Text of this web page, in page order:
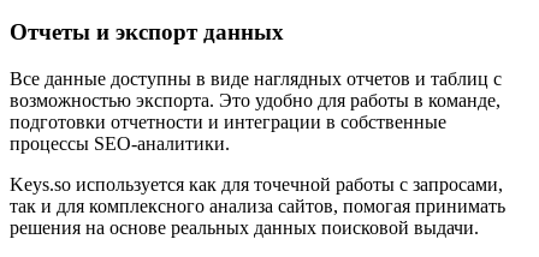
Отчеты и экспорт данных
Все данные доступны в виде наглядных отчетов и таблиц с
возможностью экспорта. Это удобно для работы в команде,
подготовки отчетности и интеграции в собственные
процессы SEO-аналитики.
Keys.so используется как для точечной работы с запросами,
так и для комплексного анализа сайтов, помогая принимать
решения на основе реальных данных поисковой выдачи.